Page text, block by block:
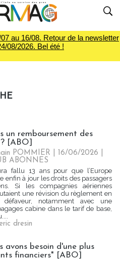
au 16/08. Retour de la newsletter
08/2026. Bel été !
un remboursement des
[ABO]
POMMIER | 16/06/2026
ABONNES
fallu 13 ans pour que l’Europe
enfin à jour les droits des passagers
Si les compagnies aériennes
une révision du règlement en
défaveur, notamment avec une
cabine dans le tarif de base,
dresin
avons besoin d'une plus
financiers" [ABO]